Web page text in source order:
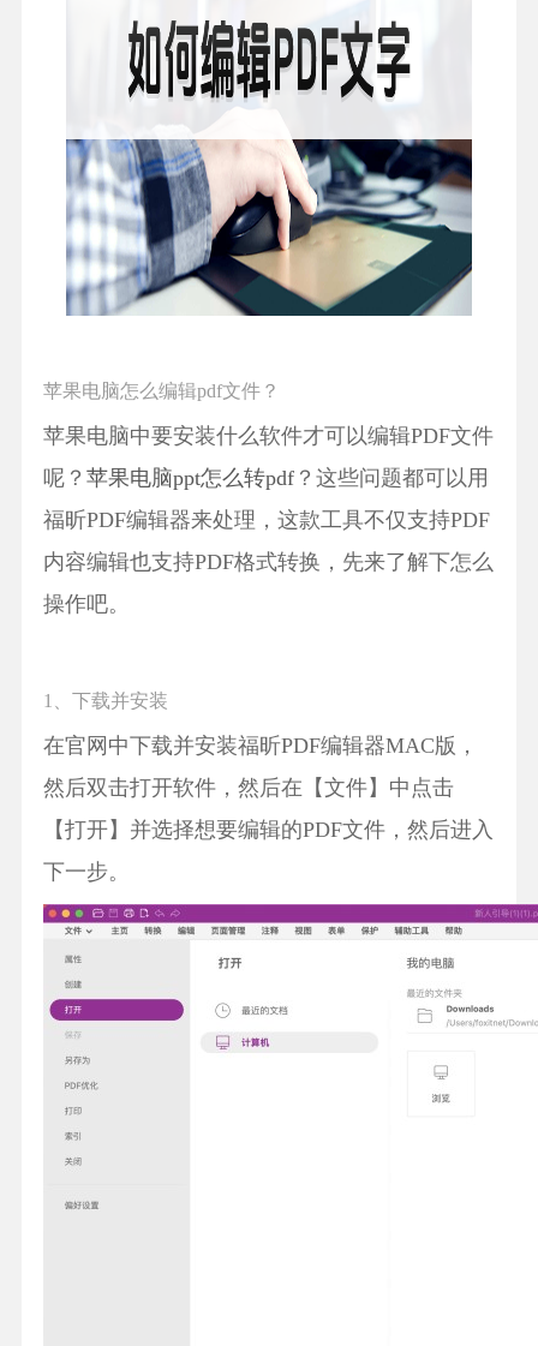
苹果电脑怎么编辑pdf文件？
苹果电脑中要安装什么软件才可以编辑PDF文件
呢？ 苹果电脑ppt怎么转pdf？这些问题都可以用
福昕PDF编辑器来处理，这款工具不仅支持PDF
内容编辑也支持PDF格式转换，先来了解下怎么
操作吧。
1、下载并安装
在官网中下载并安装福昕PDF编辑器MAC版，
然后双击打开软件，然后在【文件】中点击
【打开】并选择想要编辑的PDF文件，然后进入
下一步。